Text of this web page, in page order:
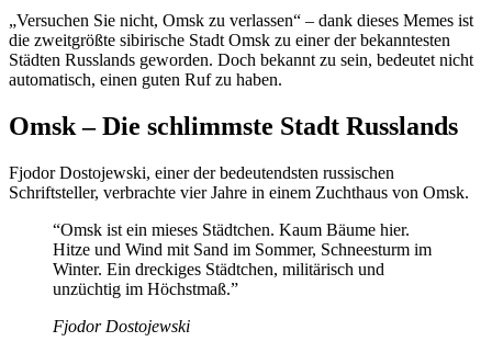
„Versuchen Sie nicht, Omsk zu verlassen“ – dank dieses Memes ist
die zweitgrößte sibirische Stadt Omsk zu einer der bekanntesten
Städten Russlands geworden. Doch bekannt zu sein, bedeutet nicht
automatisch, einen guten Ruf zu haben.
Omsk – Die schlimmste Stadt Russlands
Fjodor Dostojewski, einer der bedeutendsten russischen
Schriftsteller, verbrachte vier Jahre in einem Zuchthaus von Omsk.
“Omsk ist ein mieses Städtchen. Kaum Bäume hier.
Hitze und Wind mit Sand im Sommer, Schneesturm im
Winter. Ein dreckiges Städtchen, militärisch und
unzüchtig im Höchstmaß.”
Fjodor Dostojewski